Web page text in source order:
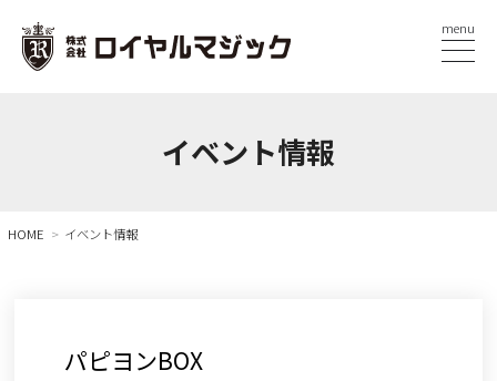
menu
イベント情報
HOME イベント情報
パピヨンBOX